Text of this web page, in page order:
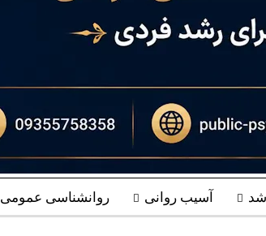
آسیب روانی روانشناسی عمومی